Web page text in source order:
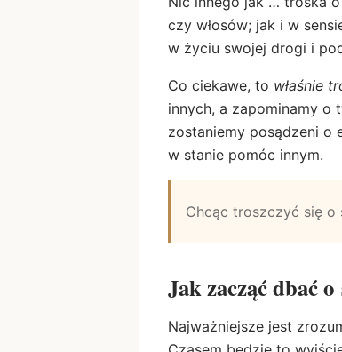
czy włosów; jak i w
w życiu swojej drogi i
Co ciekawe, to właśnie
innych, a zapominamy o
zostaniemy posądzeni o
w stanie pomóc innym.
Chcąc troszczyć się o
Jak zacząć dbać o
Najważniejsze jest